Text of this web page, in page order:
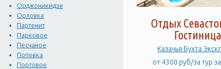
Орджоникидзе
Орловка
Партенит
Парковое
Песчаное
Поповка
Портовое
Отдых
Казачья Бухта
от 4300 руб/за тур